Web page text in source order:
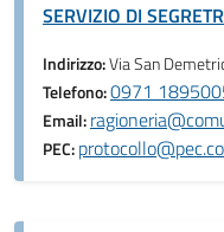
SERVIZIO DI
Indirizzo:Via San
Telefono:0971
Email:
PEC: